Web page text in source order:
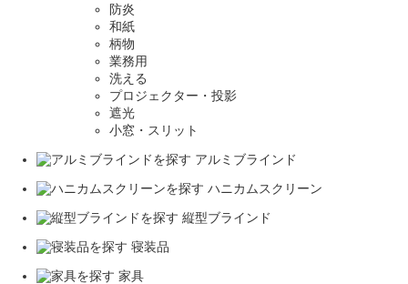
防炎
和紙
柄物
業務用
洗える
プロジェクター・投影
遮光
小窓・スリット
アルミブラインド
ハニカムスクリーン
縦型ブラインド
寝装品
家具